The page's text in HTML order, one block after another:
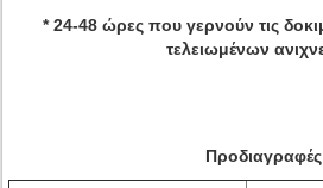
* 24-48 ώρες που γερνούν τις
τελειωμένων